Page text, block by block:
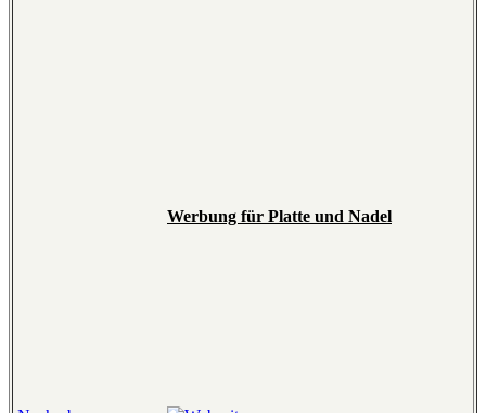
Werbung für Platte und Nadel